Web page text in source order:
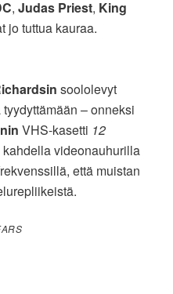
,Judas Priest, King
jo tuttua kauraa.
soololevyt
– onneksi
VHS-kasetti 12
videonauhurilla
että muistan